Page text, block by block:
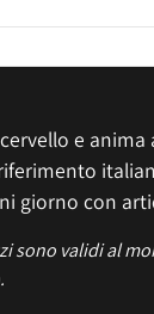
e
giorno con
sono validi al